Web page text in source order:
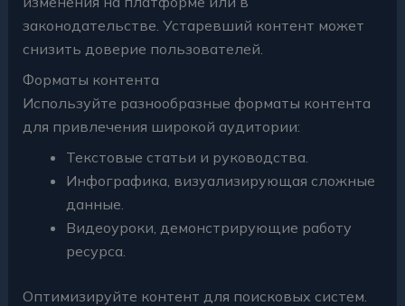
законодательстве. Устаревший контент может
снизить доверие пользователей.
Форматы контента
Используйте разнообразные форматы контента
для привлечения широкой аудитории:
Текстовые статьи и руководства.
Инфографика, визуализирующая сложные
данные.
Видеоуроки, демонстрирующие работу
ресурса.
Оптимизируйте контент для поисковых систем.